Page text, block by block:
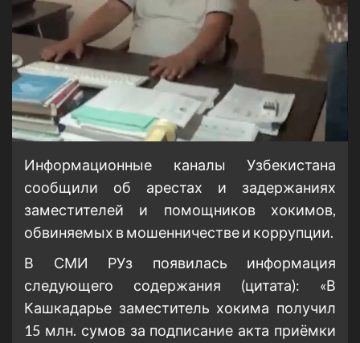
Информационные каналы Узбекистана
сообщили об арестах и задержаниях
заместителей и помощников хокимов,
обвиняемых в мошенничестве и коррупции.
В СМИ РУз появилась информация
следующего содержания (цитата): «В
Кашкадарье заместитель хокима получил
15 млн. сумов за подписание акта приёмки